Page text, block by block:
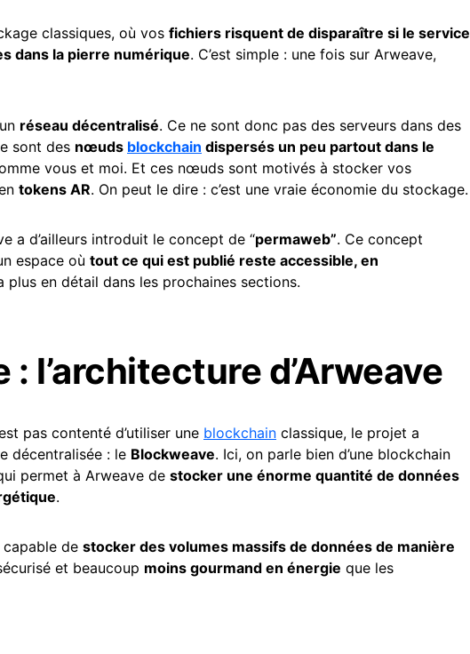
classiques, où vos fichiers risquent de disparaître si le service
dans la pierre numérique. C’est simple : une fois sur Arweave,
réseau décentralisé. Ce ne sont donc pas des serveurs dans des
sont des nœuds blockchain dispersés un peu partout dans le
vous et moi. Et ces nœuds sont motivés à stocker vos
tokens AR. On peut le dire : c’est une vraie économie du stockage.
a d’ailleurs introduit le concept de “permaweb”. Ce concept
espace où tout ce qui est publié reste accessible, en
plus en détail dans les prochaines sections.
: l’architecture d’Arweave
pas contenté d’utiliser une blockchain classique, le projet a
décentralisée : le Blockweave. Ici, on parle bien d’une blockchain
permet à Arweave de stocker une énorme quantité de données
.
capable de stocker des volumes massifs de données de manière
et beaucoup moins gourmand en énergie que les